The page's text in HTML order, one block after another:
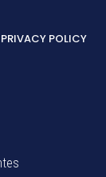
PRIVACY POLICY